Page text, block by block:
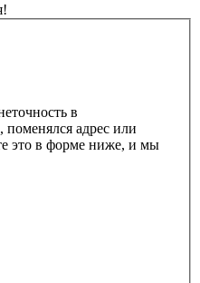
в
адрес или
это в форме ниже, и мы